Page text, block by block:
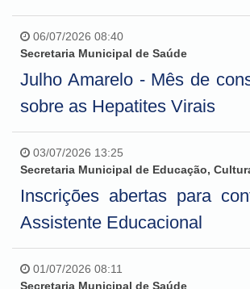
06/07/2026 08:40
Secretaria Municipal de Saúde
Julho Amarelo - Mês de
sobre as Hepatites Virais
03/07/2026 13:25
Secretaria Municipal de Educação,
Inscrições abertas para
Assistente Educacional
01/07/2026 08:11
Secretaria Municipal de Saúde